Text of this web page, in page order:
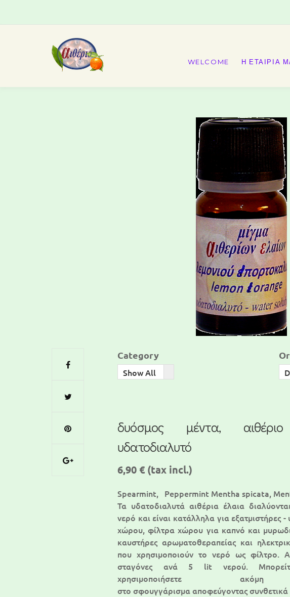
WELCOME Η ΕΤΑΙΡΙΑ
Category
Show All
By
δυόσμος μέντα,
υδατοδιαλυτό
6,90 € (tax incl.)
Spearmint, Peppermint Mentha spicata,
Τα υδατοδιαλυτά αιθέρια έλαια
νερό και είναι κατάλληλα για εξατμιστήρες -
χώρου, φίλτρα χώρου για καπνό και
καυστήρες αρωματοθεραπείας και
που χρησιμοποιούν το νερό ως φίλτρο.
σταγόνες ανά 5 lit νερού.
χρησιμοποιήσετε
στο σφουγγάρισμα αποφεύγοντας συνθετικά